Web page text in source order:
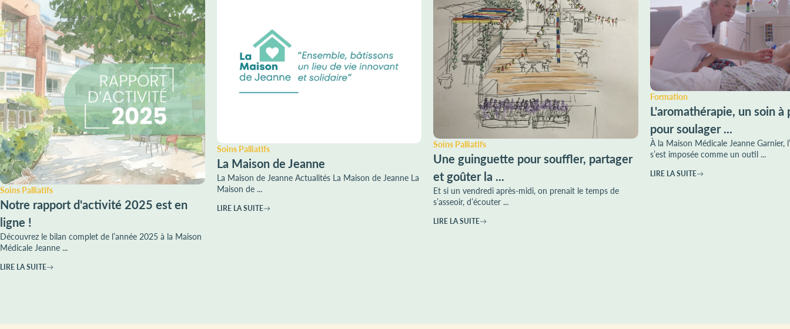
Soins Palliatifs
Notre rapport d'activité 2025 est en
ligne !
Découvrez le bilan complet de l’année 2025 à la Maison
Médicale Jeanne ...
LIRE LA SUITE
Soins Palliatifs
La Maison de Jeanne
La Maison de Jeanne Actualités La Maison de Jeanne La
Maison de ...
LIRE LA SUITE
Soins Palliatifs
Une guinguette pour souffler, partager
et goûter la ...
Et si un vendredi après-midi, on prenait le temps de
s’asseoir, d’écouter ...
LIRE LA SUITE
Formation
L'aromathérapie, un soin
pour soulager ...
À la Maison Médicale Jeanne Garnier,
s’est imposée comme un outil ...
LIRE LA SUITE